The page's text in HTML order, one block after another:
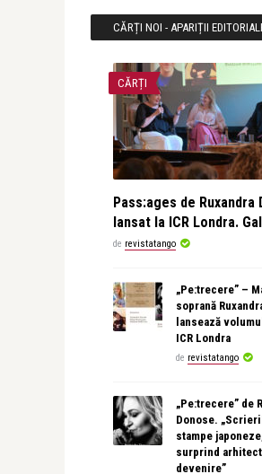
CĂRȚI NOI - APARIȚII
CĂRȚI
Pass:ages de Ruxandra
lansat la ICR Londra.
de revistatango
„Pe:trecere” –
soprană
lansează
ICR Londra
de revistatango
„Pe:trecere” de
Donose.
stampe
surprind
devenire”